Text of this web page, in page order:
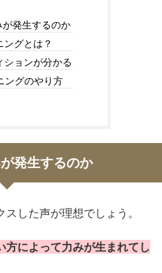
が発生するのか
ングとは？
ションが分かる
ングのやり方
発生するのか
した声が理想でしょう。
によって力みが生まれてし